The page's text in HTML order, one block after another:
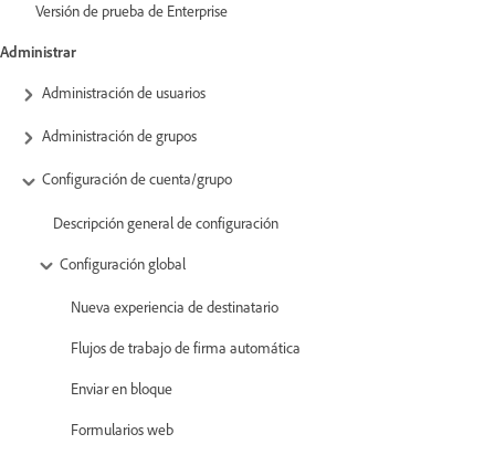
Versión de prueba de Enterprise
Administrar
Administración de usuarios
Administración de grupos
Configuración de cuenta/grupo
Descripción general de configuración
Configuración global
Nueva experiencia de destinatario
Flujos de trabajo de firma automática
Enviar en bloque
Formularios web